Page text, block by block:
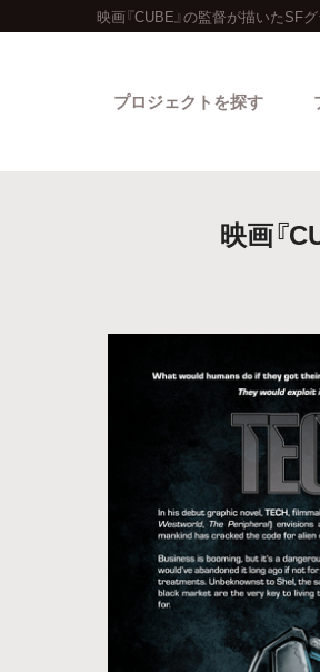
映画『CUBE』の監督が描いたSF
プロジェクトを探す
映画『